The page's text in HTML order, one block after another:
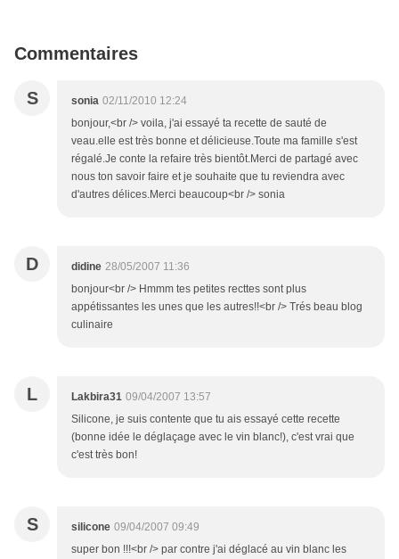
Commentaires
S sonia 02/11/2010 12:24
bonjour,<br /> voila, j'ai essayé ta recette de sauté de
veau.elle est très bonne et délicieuse.Toute ma famille s'est
régalé.Je conte la refaire très bientôt.Merci de partagé avec
nous ton savoir faire et je souhaite que tu reviendra avec
d'autres délices.Merci beaucoup<br /> sonia
D didine 28/05/2007 11:36
bonjour<br /> Hmmm tes petites recttes sont plus
appétissantes les unes que les autres!!<br /> Trés beau blog
culinaire
L Lakbira31 09/04/2007 13:57
Silicone, je suis contente que tu ais essayé cette recette
(bonne idée le déglaçage avec le vin blanc!), c'est vrai que
c'est très bon!
S silicone 09/04/2007 09:49
super bon !!!<br /> par contre j'ai déglacé au vin blanc les